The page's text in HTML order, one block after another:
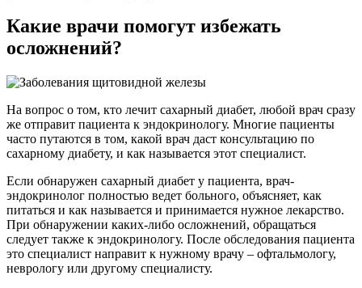
Какие врачи помогут избежать
осложнений?
На вопрос о том, кто лечит сахарный диабет, любой врач сразу
же отправит пациента к эндокринологу. Многие пациенты
часто путаются в том, какой врач даст консультацию по
сахарному диабету, и как называется этот специалист.
Если обнаружен сахарный диабет у пациента, врач-
эндокринолог полностью ведет больного, объясняет, как
питаться и как называется и принимается нужное лекарство.
При обнаружении каких-либо осложнений, обращаться
следует также к эндокринологу. После обследования пациента
это специалист направит к нужному врачу – офтальмологу,
неврологу или другому специалисту.